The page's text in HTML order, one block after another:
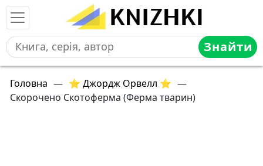
Знайти
Головна — ⭐ Джордж Орвелл ⭐ —
Скорочено Скотоферма (Ферма тварин)